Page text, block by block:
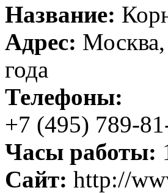
Название:
Адрес:
года
Телефоны:
+7 (495) 789-
Часы работы:
Сайт: http://